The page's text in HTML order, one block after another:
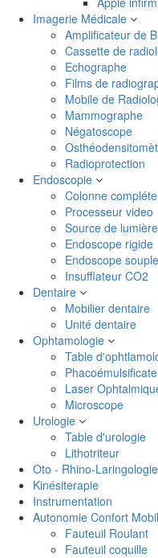
Imagerie Médicale
Amplificateur de
Cassette de
Echographe
Films de
Mobile de
Mammographe
Négatoscope
Radioprotection
Endoscopie
Colonne compléte
Processeur video
Source de
Endoscope rigide
Endoscope souple
Insufflateur CO2
Dentaire
Mobilier dentaire
Unité dentaire
Ophtamologie
Table
Laser
Microscope
Urologie
Table d'urologie
Lithotriteur
Oto - Rhino-
Kinésiterapie
Instrumentation
Autonomie Confort
Fauteuil Roulant
Fauteuil coquille